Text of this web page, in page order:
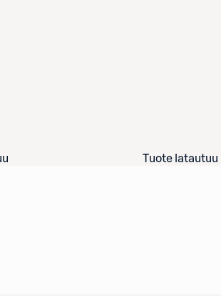
Tuote latautuu